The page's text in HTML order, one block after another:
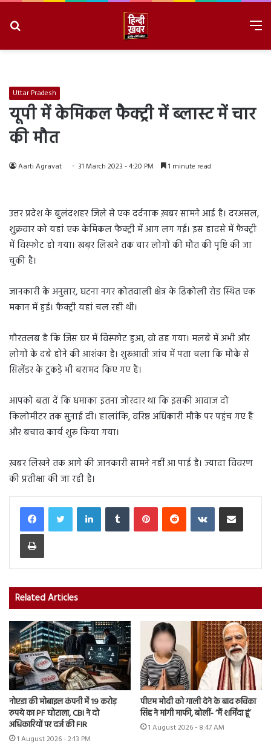
Uttar Pradesh
यूपी में केमिकल फैक्ट्री में ब्लास्ट में चार
की मौत
Aarti Agravat 31 March 2023 - 4:20 PM 1 minute read
उत्तर प्रदेश के बुलंदशहर जिले से एक दर्दनाक ख़बर सामने आई है। दरअसल,
शुक्रवार को यहां एक केमिकल फैक्ट्री में आग लग गई। इस हादसे में फैक्ट्री
में विस्फोट हो गया। खब़र लिखने तक चार लोगों की मौत की पृष्टि की जा
चुकी है।
जानकारी के अनुसार, घटना नगर कोतवाली क्षेत्र के ढिकोली रोड स्थित एक
मकान में हुई। फैक्ट्री यहां चल रही थी।
गौरतलब है कि जिस घर में विस्फोट हुआ, वो ढह गया। मलबे में अभी और
लोगों के दबे होने की आशंका है। शुरूआती जांच में पता चला कि मौके से
सिलेंडर के टुकड़े भी बरामद किए गए हैं।
आपको बता दें कि धमाका इतना जोरदार था कि इसकी आवाज दो
किलोमीटर तक सुनाई दी। हालांकि, वरिष्ठ अधिकारी मौके पर पहुंच गए हैं
और बचाव कार्य शुरू किया गया।
ख़बर लिखने तक आगे की जानकारी सामने नहीं आ पाई है। ज्यादा विवरण
की प्रतीक्षा की जा रही है।
LinkedInTumblr PinterestReddit VKontakteShare via Email
Print
Related Articles
नोएडा की मोबाइल कंपनी में 19 करोड़
रुपये का PF घोटाला, CBI ने दो
अधिकारियों पर दर्ज की FIR
1 August 2026 - 2:13 PM
पीएम मोदी को गाली देने के बाद रुचिका
सिंह ने मांगी माफी, बोलीं- ‘मैं शर्मिंदा हूं’
1 August 2026 - 8:47 AM